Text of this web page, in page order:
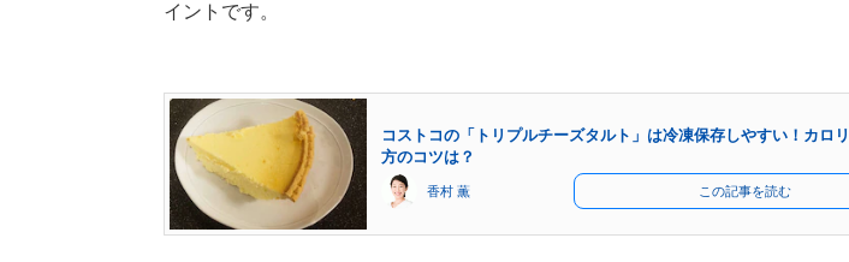
イントです。
コストコの「トリプルチーズタルト」は冷凍保存しやすい！カロ
方のコツは？
香村 薫 この記事を読む